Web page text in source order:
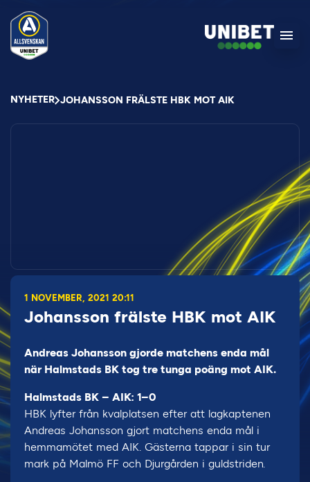
NYHETER JOHANSSON FRÄLSTE HBK MOT AIK
1 NOVEMBER, 2021 20:11
Johansson frälste HBK mot AIK
Andreas Johansson gjorde matchens enda mål
när Halmstads BK tog tre tunga poäng mot AIK.
Halmstads BK – AIK: 1–0
HBK lyfter från kvalplatsen efter att lagkaptenen
Andreas Johansson gjort matchens enda mål i
hemmamötet med AIK. Gästerna tappar i sin tur
mark på Malmö FF och Djurgården i guldstriden.